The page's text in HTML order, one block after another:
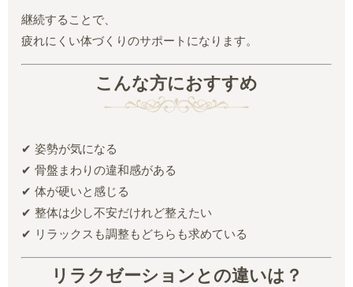
継続することで、
疲れにくい体づくりのサポートになります。
こんな方におすすめ
✔ 姿勢が気になる
✔ 骨盤まわりの違和感がある
✔ 体が硬いと感じる
✔ 整体は少し不安だけれど整えたい
✔ リラックスも調整もどちらも求めている
リラクゼーションとの違いは？